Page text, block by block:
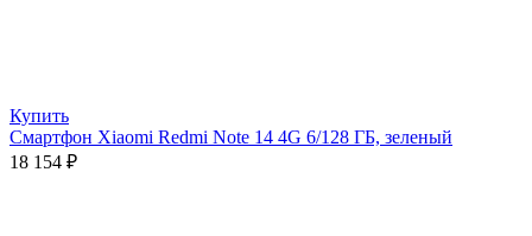
Купить
Смартфон Xiaomi Redmi Note 14 4G 6/128 ГБ, зеленый
18 154 ₽